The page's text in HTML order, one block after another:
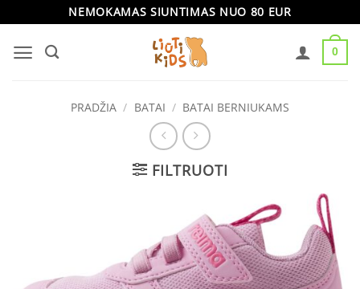
content
NEMOKAMAS SIUNTIMAS NUO 80 EUR
0
PRADŽIA / BATAI / BATAI BERNIUKAMS
FILTRUOTI